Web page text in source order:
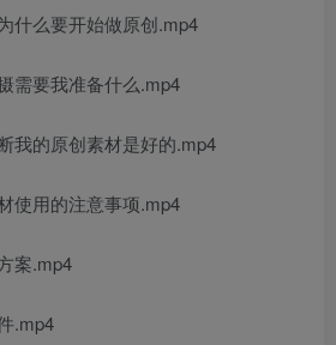
什么要开始做原创.mp4
需要我准备什么.mp4
我的原创素材是好的.mp4
使用的注意事项.mp4
案.mp4
.mp4